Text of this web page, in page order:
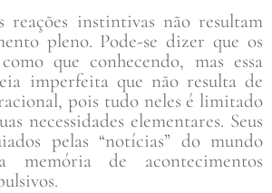
reações instintivas não resultam
pleno. Pode-se dizer que os
que conhecendo, mas essa
imperfeita que não resulta de
pois tudo neles é limitado
necessidades elementares. Seus
pelas “notícias” do mundo
memória de acontecimentos